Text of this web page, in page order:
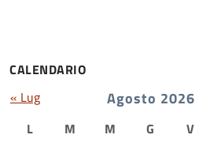
CALENDARIO
Agosto 2026
L M M G V
« Lug